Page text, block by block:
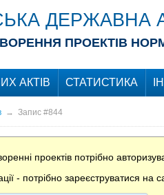
ДЕРЖАВНА
ПРОЕКТІВ
АКТІВ СТАТИСТИКА
→ Запис #844
проектів потрібно
- потрібно зареєструватися на